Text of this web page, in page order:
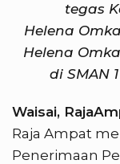
tegas
Helena
Helena
di SMAN
Waisai,
Raja Ampat
Penerimaan